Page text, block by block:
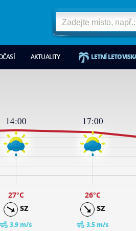
AKTUALITY LETNÍ
14:00
27°C
SZ
3.9 m/s
17:00
26°C
SZ
3.5 m/s